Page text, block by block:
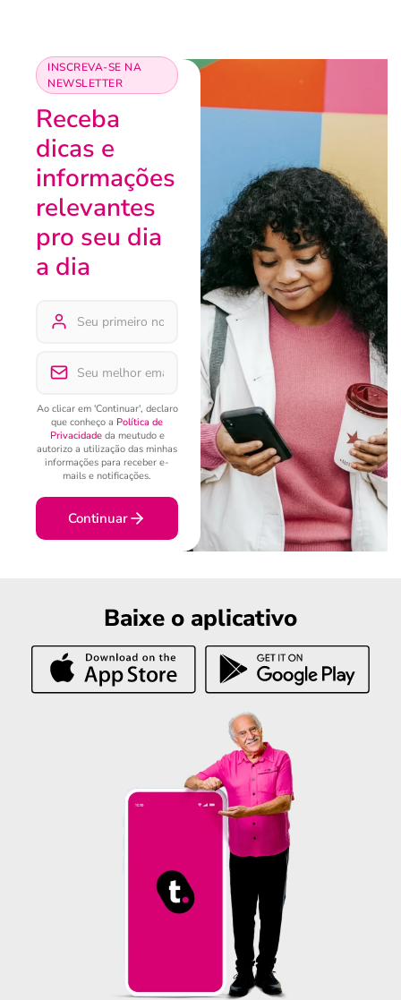
INSCREVA-SE NA
NEWSLETTER
Receba
dicas e
informações
relevantes
pro seu dia
a dia
Ao clicar em 'Continuar', declaro
que conheço a Política de
Privacidadeda meutudo e
autorizo a utilização das minhas
informações para receber e-
mails e notificações.
Continuar
Baixe o aplicativo